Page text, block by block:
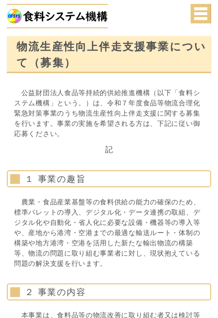
物流生産性向上伴走支援事業につい
て（募集）
公益財団法人食品等持続的供給推進機構（以下「食料シ
ステム機構」という。）は、令和７年度食品等物流合理化
緊急対策事業のうち物流生産性向上伴走支援に関する募集
を行います。事業の実施を希望される方は、下記に従い御
応募ください。
記
１ 事業の趣旨
農業・食品産業基盤等の食料供給の能力の確保のため、
標準パレットの導入、デジタル化・データ連携の取組、デ
ジタル化や自動化・省人化に必要な設備・機器等の導入等
や、産地から港湾・空港までの最適な輸送ルート・体制の
構築や地方港湾・空港を活用した新たな輸出物流の構築
等、物流の問題に取り組む事業者に対し、現状抱えている
問題の解決支援を行います。
２ 事業の内容
本事業は、食料品等の物流改善に取り組む者又は検討等